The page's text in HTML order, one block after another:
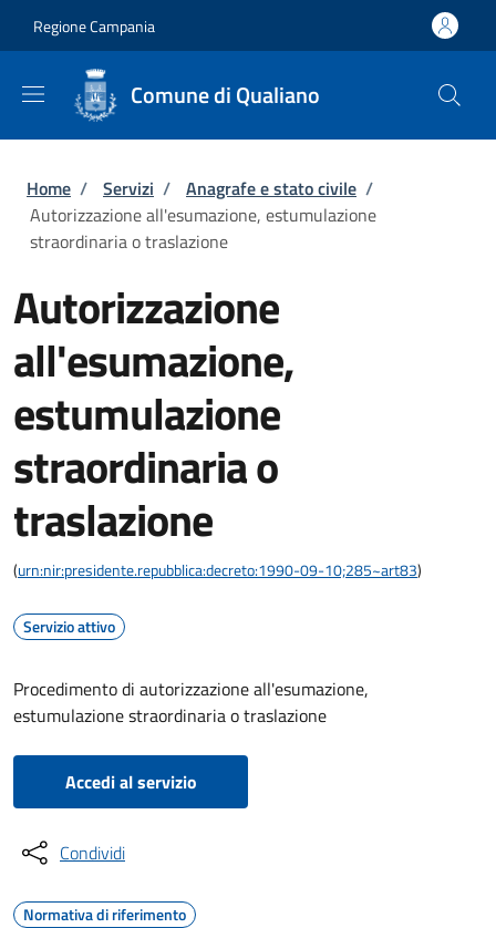
Regione Campania
Comune di Qualiano
Briciole di pane
Home / Servizi / Anagrafe e stato civile /
Autorizzazione all'esumazione, estumulazione
straordinaria o traslazione
Autorizzazione
all'esumazione,
estumulazione
straordinaria o
traslazione
(urn:nir:presidente.repubblica:decreto:1990-09-10;285~art83)
Servizio attivo
Procedimento di autorizzazione all'esumazione,
estumulazione straordinaria o traslazione
Accedi al servizio
Condividi
Normativa di riferimento